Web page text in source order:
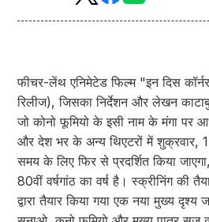
फीचर-लेंथ एनिमेटेड फिल्म "इन दिस
रिलीज), जिसका निर्देशन और लेखन
जो कोनो फूमियो के इसी नाम के मंगा पर
और देश भर के अन्य थिएटरों में शुक्रवार,
समय के लिए फिर से प्रदर्शित किया
80वीं वर्षगांठ का वर्ष है। स्क्रीनिंग की
द्वारा तैयार किया गया एक नया मुख्य दृश्य